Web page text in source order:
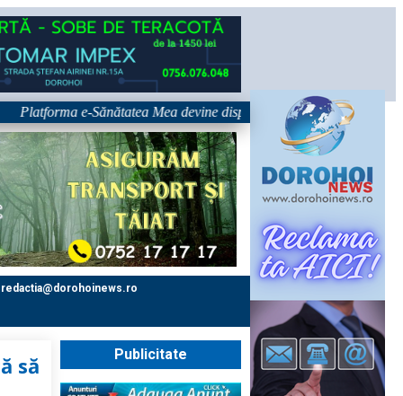
e-Sănătatea Mea devine disponibilă pe 1 septembrie:
redactia@dorohoinews.ro
să
Publicitate